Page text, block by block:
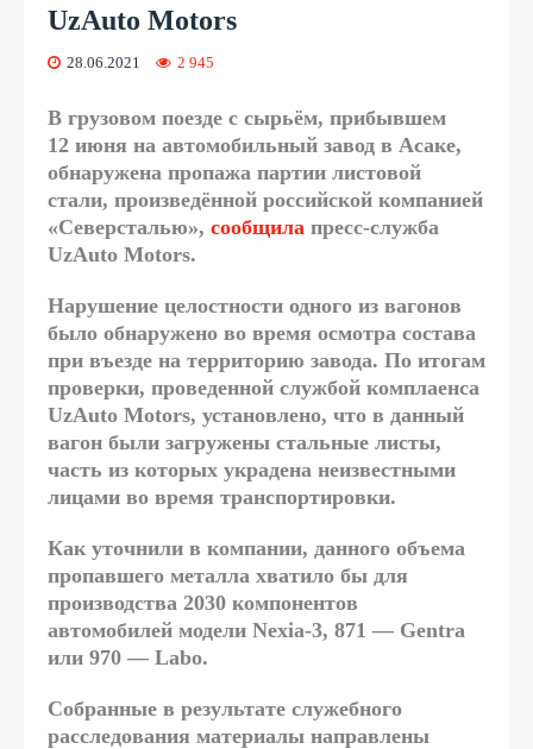
UzAuto Motors
28.06.2021 2 945
В грузовом поезде с сырьём, прибывшем
12 июня на автомобильный завод в Асаке,
обнаружена пропажа партии листовой
стали, произведённой российской компанией
«Северсталью», сообщила пресс-служба
UzAuto Motors.
Нарушение целостности одного из вагонов
было обнаружено во время осмотра состава
при въезде на территорию завода. По итогам
проверки, проведенной службой комплаенса
UzAuto Motors, установлено, что в данный
вагон были загружены стальные листы,
часть из которых украдена неизвестными
лицами во время транспортировки.
Как уточнили в компании, данного объема
пропавшего металла хватило бы для
производства 2030 компонентов
автомобилей модели Nexia-3, 871 — Gentra
или 970 — Labo.
Собранные в результате служебного
расследования материалы направлены